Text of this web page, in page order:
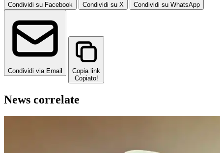
Condividi su Facebook Condividi su X Condividi su WhatsApp
Condividi via Email
Copia link
Copiato!
News correlate